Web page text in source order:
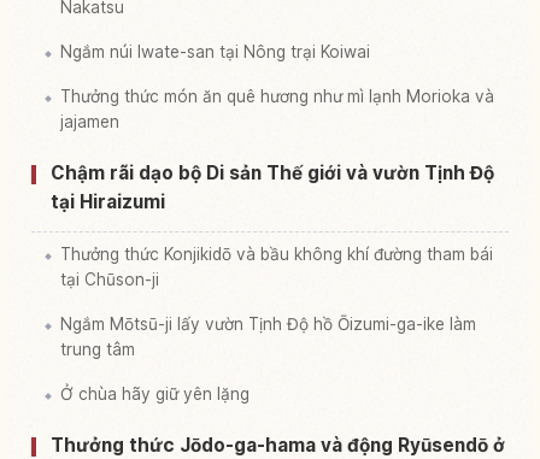
Nakatsu
Ngắm núi Iwate-san tại Nông trại Koiwai
Thưởng thức món ăn quê hương như mì lạnh Morioka và
jajamen
Chậm rãi dạo bộ Di sản Thế giới và vườn Tịnh Độ
tại Hiraizumi
Thưởng thức Konjikidō và bầu không khí đường tham bái
tại Chūson-ji
Ngắm Mōtsū-ji lấy vườn Tịnh Độ hồ Ōizumi-ga-ike làm
trung tâm
Ở chùa hãy giữ yên lặng
Thưởng thức Jōdo-ga-hama và động Ryūsendō ở